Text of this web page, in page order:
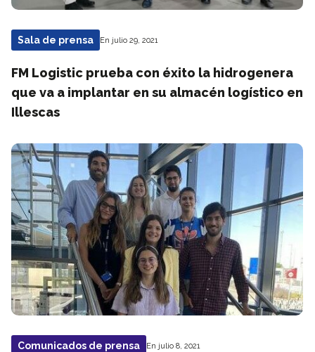
Sala de prensa En julio 29, 2021
FM Logistic prueba con éxito la hidrogenera
que va a implantar en su almacén logístico en
Illescas
Comunicados de prensa En julio 8, 2021